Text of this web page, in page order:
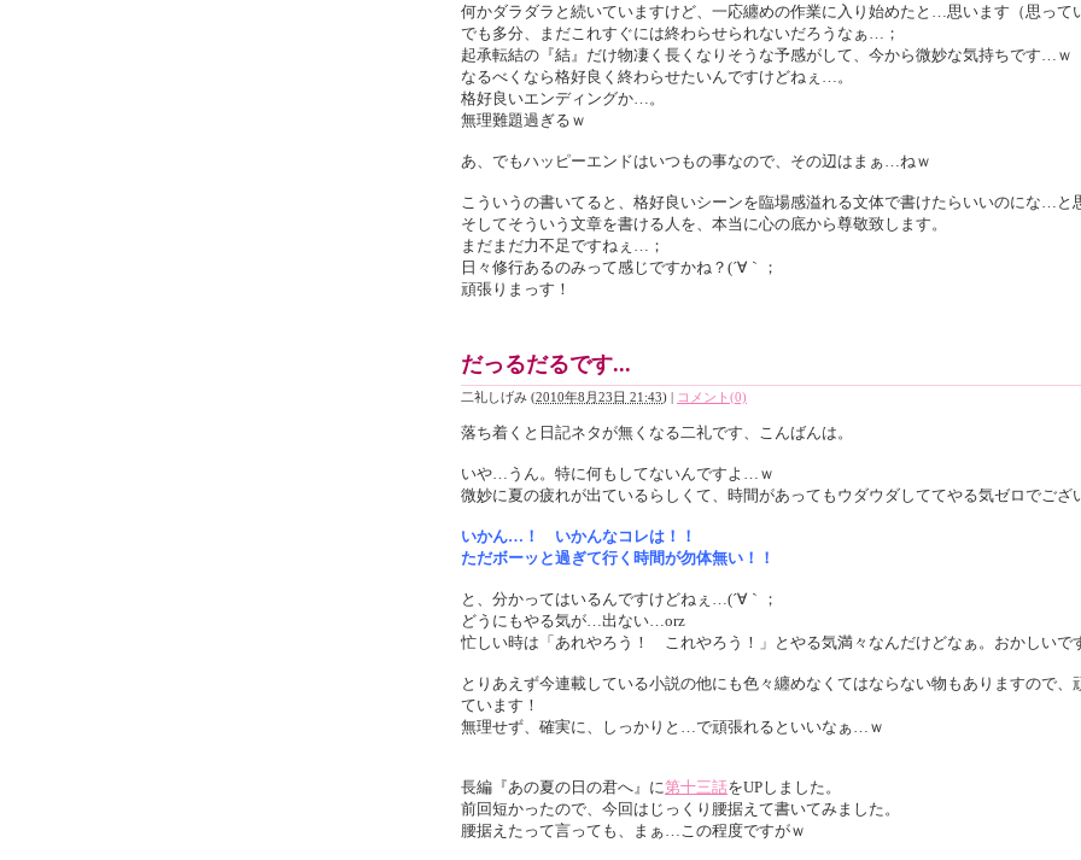
何かダラダラと続いていますけど、一応纏めの作業に入り始めたと…思います（思って
でも多分、まだこれすぐには終わらせられないだろうなぁ…；
起承転結の『結』だけ物凄く長くなりそうな予感がして、今から微妙な気持ちです…ｗ
なるべくなら格好良く終わらせたいんですけどねぇ…。
格好良いエンディングか…。
無理難題過ぎるｗ
あ、でもハッピーエンドはいつもの事なので、その辺はまぁ…ねｗ
こういうの書いてると、格好良いシーンを臨場感溢れる文体で書けたらいいのにな…と
そしてそういう文章を書ける人を、本当に心の底から尊敬致します。
まだまだ力不足ですねぇ…；
日々修行あるのみって感じですかね？(´∀｀；
頑張りまっす！
だっるだるです...
二礼しげみ (2010年8月23日 21:43) | コメント(0)
落ち着くと日記ネタが無くなる二礼です、こんばんは。
いや…うん。特に何もしてないんですよ…ｗ
微妙に夏の疲れが出ているらしくて、時間があってもウダウダしててやる気ゼロでござ
いかん…！ いかんなコレは！！
ただボーッと過ぎて行く時間が勿体無い！！
と、分かってはいるんですけどねぇ…(´∀｀；
どうにもやる気が…出ない…orz
忙しい時は「あれやろう！ これやろう！」とやる気満々なんだけどなぁ。おかしいで
とりあえず今連載している小説の他にも色々纏めなくてはならない物もありますので、
ています！
無理せず、確実に、しっかりと…で頑張れるといいなぁ…ｗ
長編『あの夏の日の君へ』に第十三話をUPしました。
前回短かったので、今回はじっくり腰据えて書いてみました。
腰据えたって言っても、まぁ…この程度ですがｗ